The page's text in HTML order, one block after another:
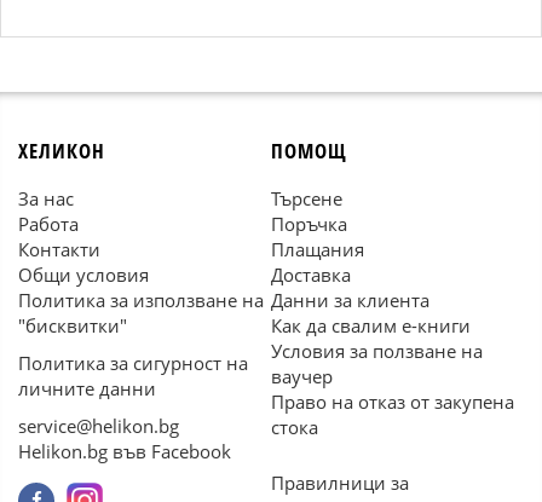
ХЕЛИКОН
За нас
Работа
Контакти
Общи условия
Политика за използване на
"бисквитки"
Политика за сигурност на
личните данни
service@helikon.bg
Helikon.bg във Facebook
ПОМОЩ
Търсене
Поръчка
Плащания
Доставка
Данни за клиента
Как да свалим е-книги
Условия за ползване на
ваучер
Право на отказ от закупена
стока
Правилници за